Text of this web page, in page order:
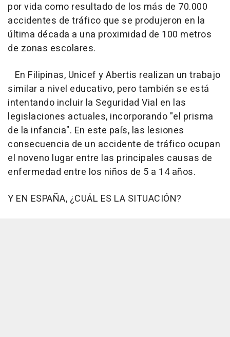
por vida como resultado de los más de 70.000
accidentes de tráfico que se produjeron en la
última década a una proximidad de 100 metros
de zonas escolares.
En Filipinas, Unicef y Abertis realizan un trabajo
similar a nivel educativo, pero también se está
intentando incluir la Seguridad Vial en las
legislaciones actuales, incorporando "el prisma
de la infancia". En este país, las lesiones
consecuencia de un accidente de tráfico ocupan
el noveno lugar entre las principales causas de
enfermedad entre los niños de 5 a 14 años.
Y EN ESPAÑA, ¿CUÁL ES LA SITUACIÓN?